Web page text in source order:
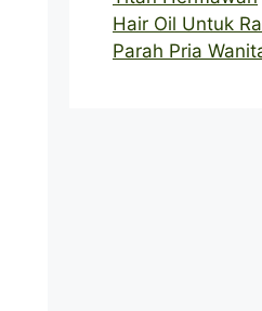
Hair Oil Untuk
Parah Pria